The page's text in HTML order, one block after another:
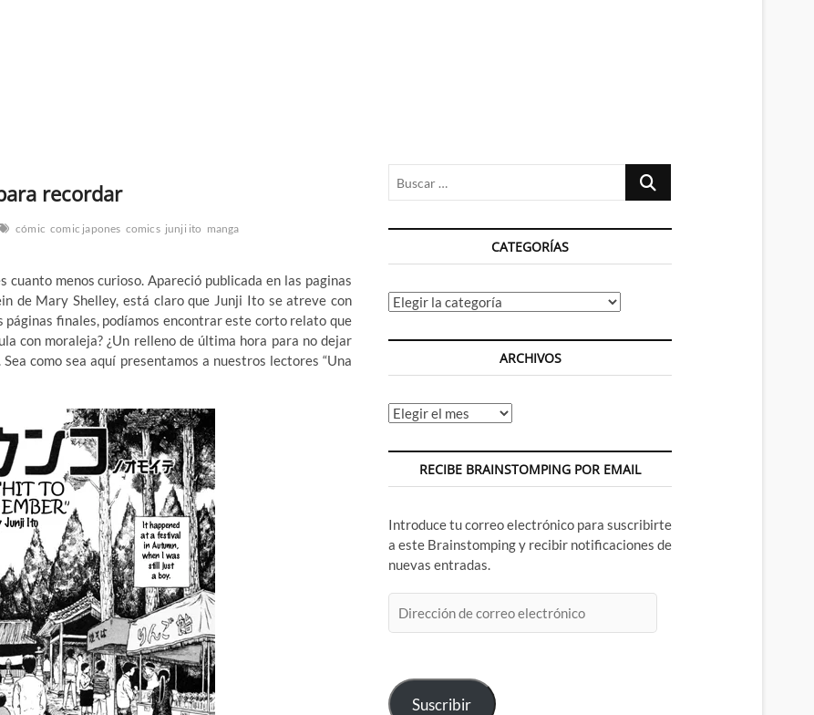
recordar
cómic comic japones comics junji ito manga
menos curioso. Apareció publicada en las paginas
de Mary Shelley, está claro que Junji Ito se atreve con
páginas finales, podíamos encontrar este corto relato que
con moraleja? ¿Un relleno de última hora para no dejar
como sea aquí presentamos a nuestros lectores “Una
Buscar
CATEGORÍAS
Categorías
ARCHIVOS
Archivos
RECIBE BRAINSTOMPING POR EMAIL
Introduce tu correo electrónico para suscribirte
a este Brainstomping y recibir notificaciones de
nuevas entradas.
de
Suscribir